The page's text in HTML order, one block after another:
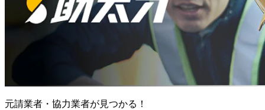
元請業者・協力業者が見つかる！